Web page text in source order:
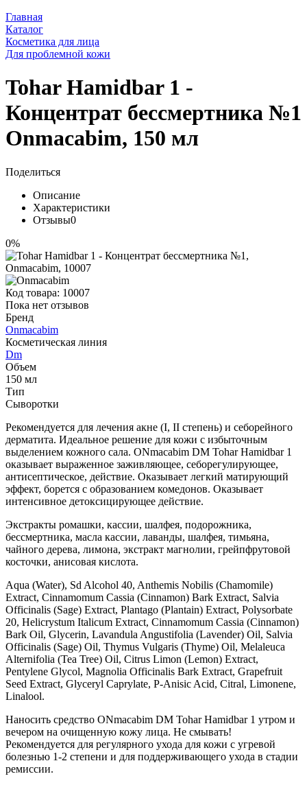
Главная
Каталог
Косметика для лица
Для проблемной кожи
Tohar Hamidbar 1 -
Концентрат бессмертника №1
Onmacabim, 150 мл
Поделиться
Описание
Характеристики
Отзывы0
0%
Код товара: 10007
Пока нет отзывов
Бренд
Onmacabim
Косметическая линия
Dm
Объем
150 мл
Тип
Сыворотки
Рекомендуется для лечения акне (I, II степень) и себорейного
дерматита. Идеальное решение для кожи с избыточным
выделением кожного сала. ONmacabim DM Tohar Hamidbar 1
оказывает выраженное заживляющее, себорегулирующее,
антисептическое, действие. Оказывает легкий матирующий
эффект, борется с образованием комедонов. Оказывает
интенсивное детоксицирующее действие.
Экстракты ромашки, кассии, шалфея, подорожника,
бессмертника, масла кассии, лаванды, шалфея, тимьяна,
чайного дерева, лимона, экстракт магнолии, грейпфрутовой
косточки, анисовая кислота.
Aqua (Water), Sd Alcohol 40, Anthemis Nobilis (Chamomile)
Extract, Cinnamomum Cassia (Cinnamon) Bark Extract, Salvia
Officinalis (Sage) Extract, Plantago (Plantain) Extract, Polysorbate
20, Helicrystum Italicum Extract, Cinnamomum Cassia (Cinnamon)
Bark Oil, Glycerin, Lavandula Angustifolia (Lavender) Oil, Salvia
Officinalis (Sage) Oil, Thymus Vulgaris (Thyme) Oil, Melaleuca
Alternifolia (Tea Tree) Oil, Citrus Limon (Lemon) Extract,
Pentylene Glycol, Magnolia Officinalis Bark Extract, Grapefruit
Seed Extract, Glyceryl Caprylate, P-Anisic Acid, Citral, Limonene,
Linalool.
Наносить средство ONmacabim DM Tohar Hamidbar 1 утром и
вечером на очищенную кожу лица. Не смывать!
Рекомендуется для регулярного ухода для кожи с угревой
болезнью 1-2 степени и для поддерживающего ухода в стадии
ремиссии.